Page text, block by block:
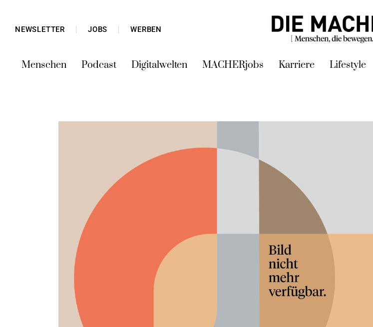
NEWSLETTER JOBS WERBEN
Menschen Podcast Digitalwelten MACHERjobs Karriere Lifestyle